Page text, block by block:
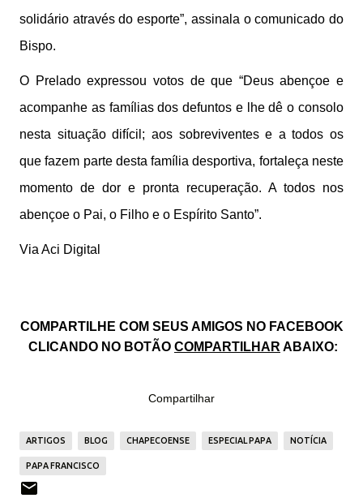
solidário através do esporte”, assinala o comunicado do
Bispo.
O Prelado expressou votos de que “Deus abençoe e
acompanhe as famílias dos defuntos e lhe dê o consolo
nesta situação difícil; aos sobreviventes e a todos os
que fazem parte desta família desportiva, fortaleça neste
momento de dor e pronta recuperação. A todos nos
abençoe o Pai, o Filho e o Espírito Santo”.
Via Aci Digital
COMPARTILHE COM SEUS AMIGOS NO FACEBOOK
CLICANDO NO BOTÃO COMPARTILHAR ABAIXO:
Compartilhar
ARTIGOS BLOG CHAPECOENSE ESPECIAL PAPA NOTÍCIA
PAPA FRANCISCO